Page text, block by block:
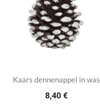
Kaars dennenappel in was
8,40 €